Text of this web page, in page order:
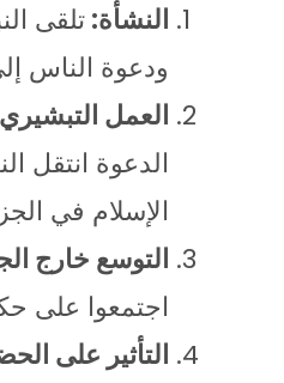
النشأة:
ودعوة الناس
العمل
الإسلام في
التوسع خارج
اجتمعوا على
التأثير على